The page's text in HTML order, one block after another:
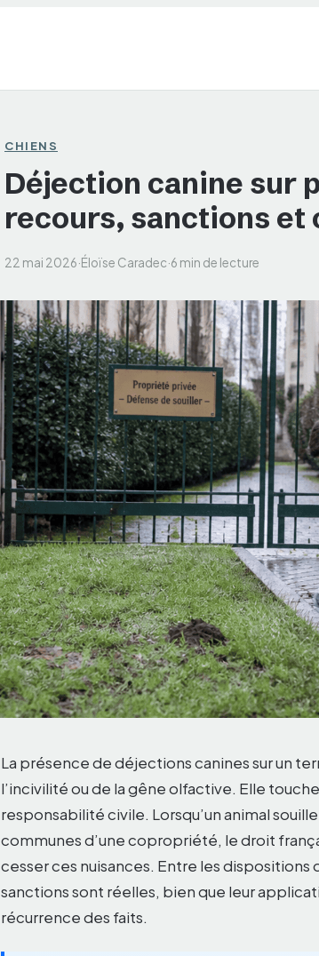
CHIENS
Déjection canine sur
recours, sanctions et
22 mai 2026·Éloïse Caradec·6 min de lecture
La présence de déjections canines sur un
l’incivilité ou de la gêne olfactive. Elle
responsabilité civile. Lorsqu’un animal
communes d’une copropriété, le droit
cesser ces nuisances. Entre les
sanctions sont réelles, bien que leur
récurrence des faits.